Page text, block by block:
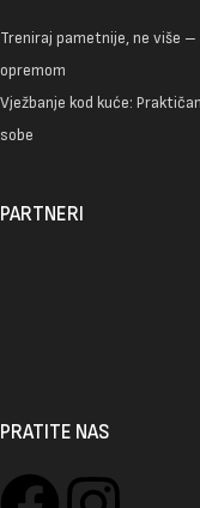
Treniraj pametnije, ne više
opremom
Vježbanje kod kuće:
sobe
PARTNERI
PRATITE NAS